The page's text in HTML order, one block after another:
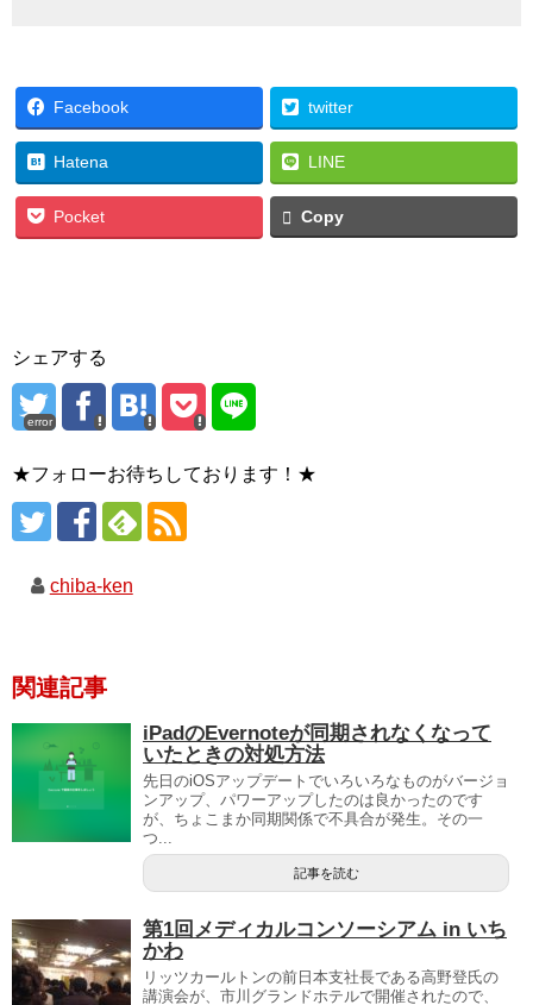
Facebook twitter
Hatena LINE
Pocket Copy
シェアする
error
★フォローお待ちしております！★
chiba-ken
関連記事
iPadのEvernoteが同期されなくなって
いたときの対処方法
先日のiOSアップデートでいろいろなものがバージョ
ンアップ、パワーアップしたのは良かったのです
が、ちょこまか同期関係で不具合が発生。その一
つ...
記事を読む
第1回メディカルコンソーシアム in いち
かわ
リッツカールトンの前日本支社長である高野登氏の
講演会が、市川グランドホテルで開催されたので、